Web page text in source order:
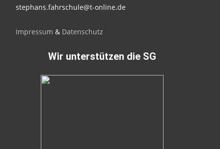
stephans.fahrschule@t-online.de
Impressum & Datenschutz
Wir unterstützen die SG